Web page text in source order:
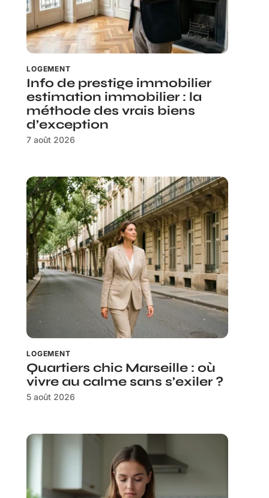
LOGEMENT
Info de prestige immobilier
estimation immobilier : la
méthode des vrais biens
d’exception
7 août 2026
LOGEMENT
Quartiers chic Marseille : où
vivre au calme sans s’exiler ?
5 août 2026